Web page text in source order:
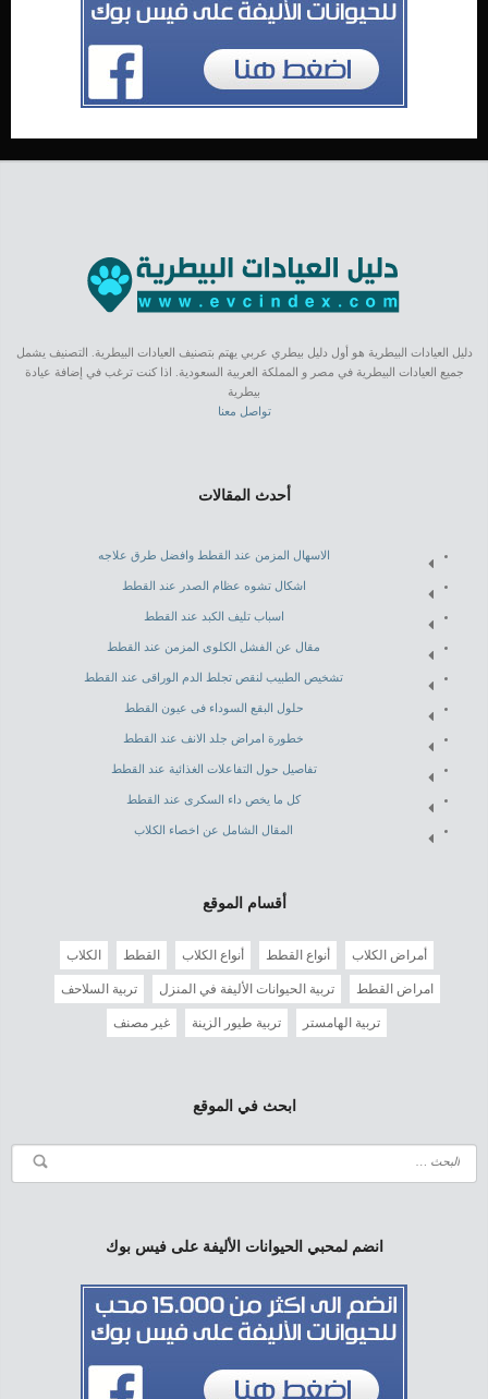
دليل العيادات البيطرية هو أول دليل بيطري عربي يهتم بتصنيف العيادات البيطرية. التصنيف يشمل
جميع العيادات البيطرية في مصر و المملكة العربية السعودية. اذا كنت ترغب في إضافة عيادة
بيطرية
تواصل معنا
أحدث المقالات
الاسهال المزمن عند القطط وافضل طرق علاجه
اشكال تشوه عظام الصدر عند القطط
اسباب تليف الكبد عند القطط
مقال عن الفشل الكلوى المزمن عند القطط
تشخيص الطبيب لنقص تجلط الدم الوراقى عند القطط
حلول البقع السوداء فى عيون القطط
خطورة امراض جلد الانف عند القطط
تفاصيل حول التفاعلات الغذائية عند القطط
كل ما يخص داء السكرى عند القطط
المقال الشامل عن اخصاء الكلاب
أقسام الموقع
أمراض الكلاب أنواع القطط أنواع الكلاب القطط الكلاب
امراض القطط تربية الحيوانات الأليفة في المنزل تربية السلاحف
تربية الهامستر تربية طيور الزينة غير مصنف
ابحث في الموقع
انضم لمحبي الحيوانات الأليفة على فيس بوك